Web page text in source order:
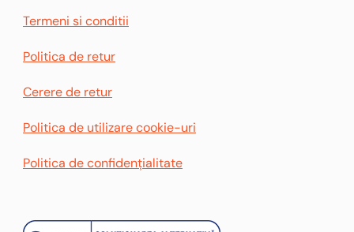
Termeni si conditii
Politica de retur
Cerere de retur
Politica de utilizare cookie-uri
Politica de confidențialitate